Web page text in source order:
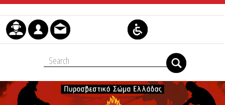
Μετάβαση στο περιεχόμενο